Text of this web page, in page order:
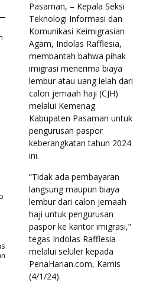
Pasaman, – Kepala Seksi
Teknologi Informasi dan
Komunikasi Keimigrasian
Agam, Indolas Rafflesia,
membantah bahwa pihak
imigrasi menerima biaya
lembur atau uang lelah dari
calon jemaah haji (CJH)
melalui Kemenag
Kabupaten Pasaman untuk
pengurusan paspor
keberangkatan tahun 2024
ini.
“Tidak ada pembayaran
langsung maupun biaya
lembur dari calon jemaah
haji untuk pengurusan
paspor ke kantor imigrasi,”
tegas Indolas Rafflesia
melalui seluler kepada
PenaHarian.com, Kamis
(4/1/24).